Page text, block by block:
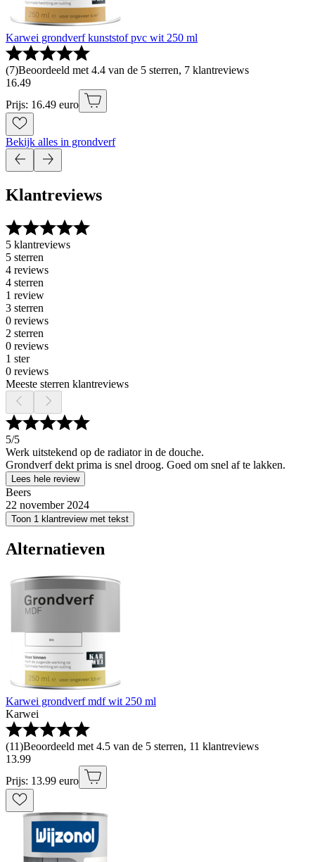
Karwei grondverf kunststof pvc wit 250 ml
(7)Beoordeeld met 4.4 van de 5 sterren, 7 klantreviews
16.49
Prijs: 16.49 euro
Bekijk alles in grondverf
Klantreviews
5 klantreviews
5 sterren
4 reviews
4 sterren
1 review
3 sterren
0 reviews
2 sterren
0 reviews
1 ster
0 reviews
Meeste sterren klantreviews
5/5
Werk uitstekend op de radiator in de douche.
Grondverf dekt prima is snel droog. Goed om snel af te lakken.
Lees hele review
Beers
22 november 2024
Toon 1 klantreview met tekst
Alternatieven
Karwei grondverf mdf wit 250 ml
Karwei
(11)Beoordeeld met 4.5 van de 5 sterren, 11 klantreviews
13.99
Prijs: 13.99 euro